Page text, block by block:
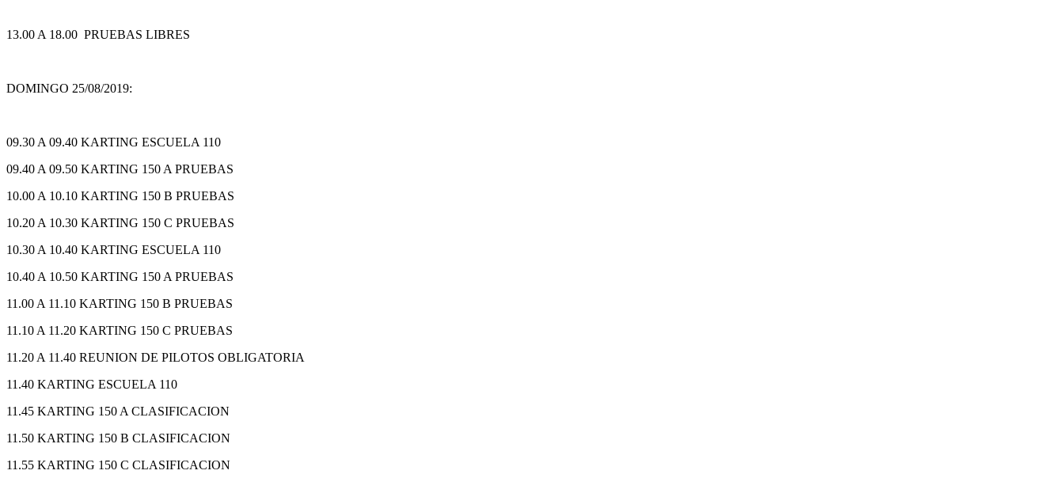
13.00 A 18.00 PRUEBAS LIBRES
DOMINGO 25/08/2019:
09.30 A 09.40 KARTING ESCUELA 110
09.40 A 09.50 KARTING 150 A PRUEBAS
10.00 A 10.10 KARTING 150 B PRUEBAS
10.20 A 10.30 KARTING 150 C PRUEBAS
10.30 A 10.40 KARTING ESCUELA 110
10.40 A 10.50 KARTING 150 A PRUEBAS
11.00 A 11.10 KARTING 150 B PRUEBAS
11.10 A 11.20 KARTING 150 C PRUEBAS
11.20 A 11.40 REUNION DE PILOTOS OBLIGATORIA
11.40 KARTING ESCUELA 110
11.45 KARTING 150 A CLASIFICACION
11.50 KARTING 150 B CLASIFICACION
11.55 KARTING 150 C CLASIFICACION